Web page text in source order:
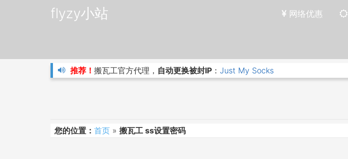
flyzy小站 网络优惠
推荐！ 搬瓦工官方代理， 自动更换被封IP ： Just My Socks
您的位置： 首页 » 搬瓦工 ss设置密码